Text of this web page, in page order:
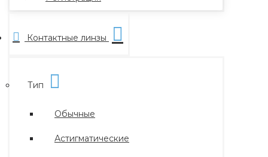
Контактные линзы
Тип
Обычные
Астигматические